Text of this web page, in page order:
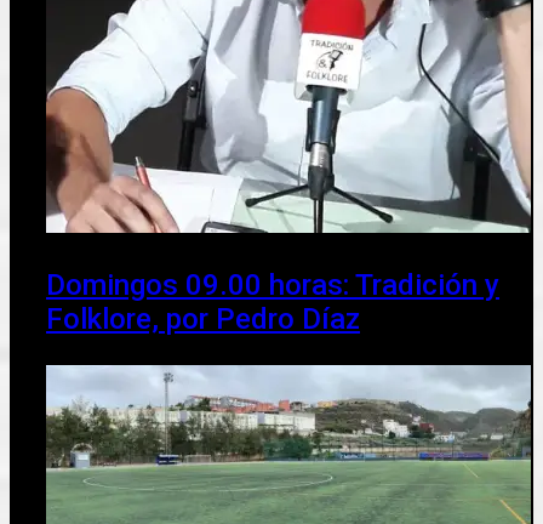
Domingos 09.00 horas: Tradición y
Folklore, por Pedro Díaz